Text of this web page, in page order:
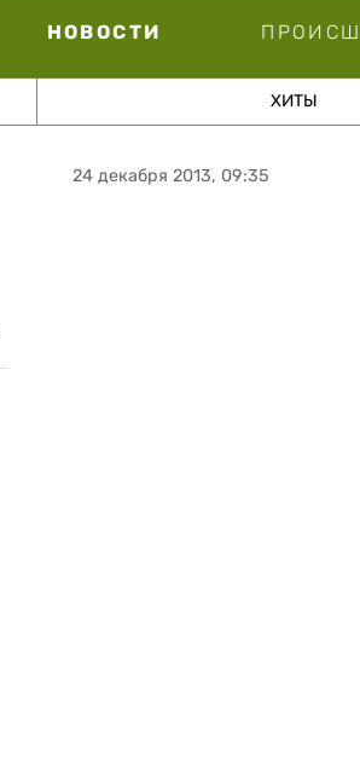
НОВОСТИ
ХИТЫ
24 декабря 2013, 09:35